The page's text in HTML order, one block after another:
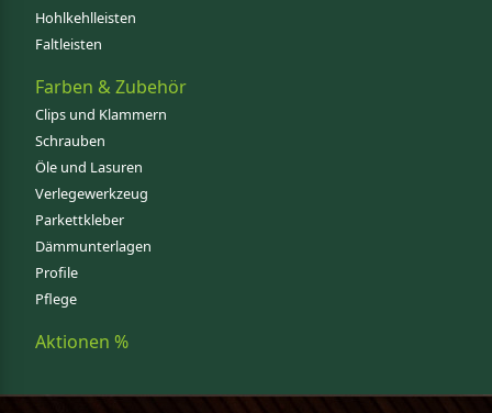
Hohlkehlleisten
Faltleisten
Farben & Zubehör
Clips und Klammern
Schrauben
Öle und Lasuren
Verlegewerkzeug
Parkettkleber
Dämmunterlagen
Profile
Pflege
Aktionen %